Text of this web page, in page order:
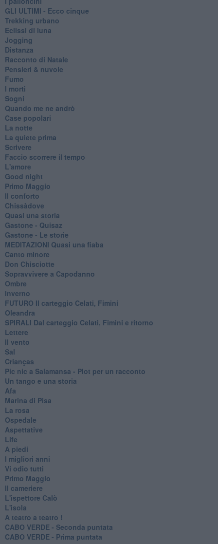
GLI ULTIMI - Ecco cinque
Trekking urbano
Eclissi di luna
Jogging
Distanza
Racconto di Natale
Pensieri & nuvole
Fumo
I morti
Sogni
Quando me ne andrò
Case popolari
La notte
La quiete prima
Scrivere
Faccio scorrere il tempo
L'amore
Good night
Primo Maggio
Il conforto
Chissàdove
Quasi una storia
Gastone - Quisaz
Gastone - Le storie
MEDITAZIONI Quasi una fiaba
Canto minore
Don Chisciotte
Sopravvivere a Capodanno
Ombre
Inverno
FUTURO Il carteggio Celati, Fimini
Oleandra
SPIRALI Dal carteggio Celati, Fimini e ritorno
Lettere
Il vento
Sal
Crianças
Pic nic a Salamansa - Plot per un racconto
Un tango e una storia
Afa
Marina di Pisa
La rosa
Ospedale
Aspettative
Life
A piedi
I migliori anni
Vi odio tutti
Primo Maggio
Il cameriere
L'ispettore Calò
L'isola
A teatro a teatro !
CABO VERDE - Seconda puntata
CABO VERDE - Prima puntata